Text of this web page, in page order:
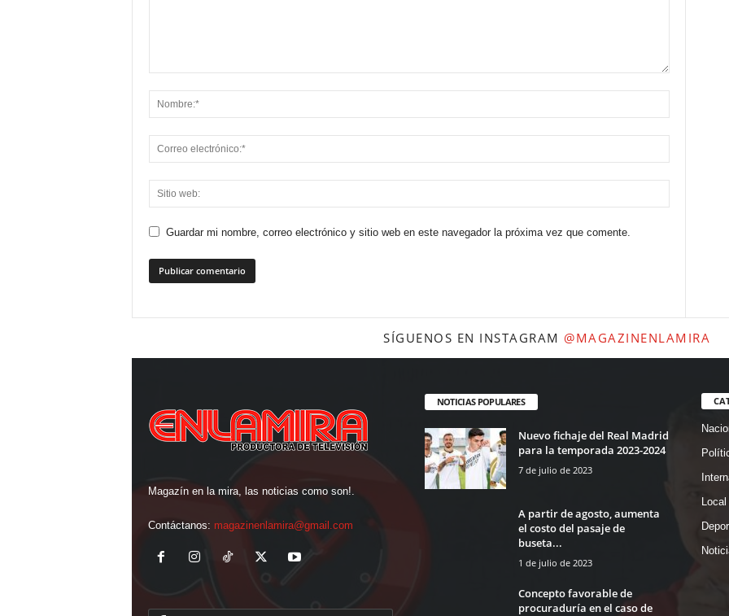
Guardar mi nombre, correo electrónico y sitio web en este navegador la próxima vez que comente.
SÍGUENOS EN INSTAGRAM @MAGAZINENLAMIRA
Magazín en la mira, las noticias como son!.
Contáctanos: magazinenlamira@gmail.com
NOTICIAS POPULARES
Nuevo fichaje del Real Madrid
para la temporada 2023-2024
7 de julio de 2023
A partir de agosto, aumenta
el costo del pasaje de
buseta...
1 de julio de 2023
Concepto favorable de
procuraduría en el caso de
Local